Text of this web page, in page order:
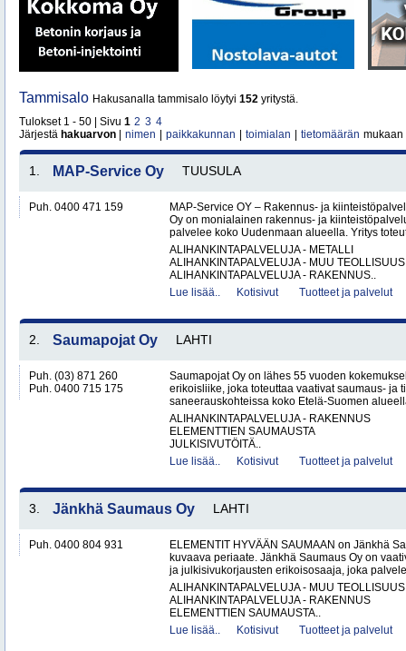
Tammisalo Hakusanalla tammisalo löytyi 152 yritystä.
Tulokset 1 - 50 | Sivu 1 2 3 4
Järjestä hakuarvon nimen paikkakunnan toimialan tietomäärän mukaan
1. MAP-Service Oy TUUSULA
Puh. 0400 471 159
MAP-Service OY – Rakennus- ja
Oy on monialainen rakennus- ja
palvelee koko Uudenmaan alueella. Yritys
ALIHANKINTAPALVELUJA - METALLI
ALIHANKINTAPALVELUJA - MUU TEOLLISUUS
ALIHANKINTAPALVELUJA - RAKENNUS..
Lue lisää..
Kotisivut Tuotteet ja palvelut
2. Saumapojat Oy LAHTI
Puh. (03) 871 260
Puh. 0400 715 175
Saumapojat Oy on lähes 55 vuoden
erikoisliike, joka toteuttaa vaativat saumaus- ja
saneerauskohteissa koko Etelä-Suomen
ALIHANKINTAPALVELUJA - RAKENNUS
ELEMENTTIEN SAUMAUSTA
JULKISIVUTÖITÄ..
Lue lisää..
Kotisivut Tuotteet ja palvelut
3. Jänkhä Saumaus Oy LAHTI
Puh. 0400 804 931
ELEMENTIT HYVÄÄN SAUMAAN on Jänkhä
kuvaava periaate. Jänkhä Saumaus Oy on
ja julkisivukorjausten erikoisosaaja, joka
ALIHANKINTAPALVELUJA - MUU TEOLLISUUS
ALIHANKINTAPALVELUJA - RAKENNUS
ELEMENTTIEN SAUMAUSTA..
Lue lisää..
Kotisivut Tuotteet ja palvelut